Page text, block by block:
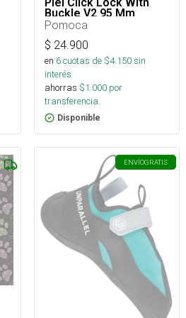
Buckle V2 95 Mm
Pomoca
$ 24.900
en 6cuotas de $4.150sin
interés
ahorras $1.000 por
transferencia.
Disponible
ENVÍOGRATIS